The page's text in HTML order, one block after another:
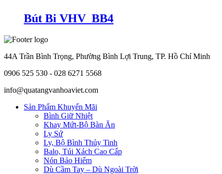
Bút Bi VHV_BB4
44A Trần Bình Trọng, Phường Bình Lợi Trung, TP. Hồ Chí Minh
0906 525 530 - 028 6271 5568
info@quatangvanhoaviet.com
Sản Phẩm Khuyến Mãi
Bình Giữ Nhiệt
Khay Mứt-Bộ Bàn Ăn
Ly Sứ
Ly, Bộ Bình Thủy Tinh
Balo, Túi Xách Cao Cấp
Nón Bảo Hiểm
Dù Cầm Tay – Dù Ngoài Trời